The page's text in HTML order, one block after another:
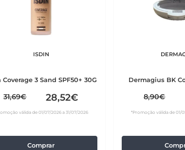
ISDIN
Coverage 3 Sand SPF50+ 30G
31,69€ 28,52€
válida de 01/07/2026 a 31/07/2026
Comprar
Dermagius BK
8,90€
*Promoção válida de 01/